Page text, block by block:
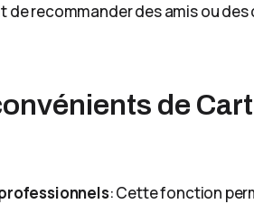
de recommander des amis ou
de
: Cette fonction